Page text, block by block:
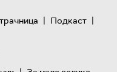
| Подкаст |